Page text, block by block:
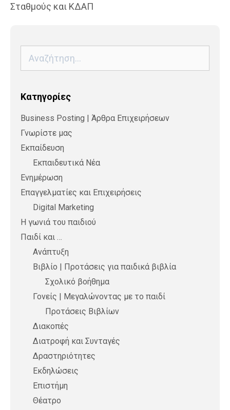
Σταθμούς και ΚΔΑΠ
για:
Kατηγορίες
Business Posting | Άρθρα Επιχειρήσεων
Γνωρίστε μας
Εκπαίδευση
Εκπαιδευτικά Νέα
Ενημέρωση
Επαγγελματίες και Επιχειρήσεις
Digital Marketing
Η γωνιά του παιδιού
Παιδί και …
Ανάπτυξη
Βιβλίο | Προτάσεις για παιδικά βιβλία
Σχολικό βοήθημα
Γονείς | Μεγαλώνοντας με το παιδί
Προτάσεις Βιβλίων
Διακοπές
Διατροφή και Συνταγές
Δραστηριότητες
Εκδηλώσεις
Επιστήμη
Θέατρο